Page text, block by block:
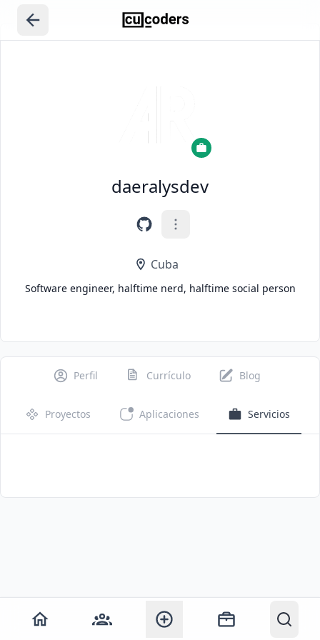
daeralysdev
Cuba
Software engineer, halftime nerd, halftime social person
Perfil Currículo Blog
Proyectos Aplicaciones Servicios